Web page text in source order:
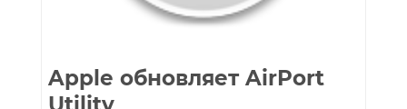
Apple обновляет AirPort